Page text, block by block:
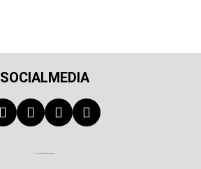
SOCIALMEDIA